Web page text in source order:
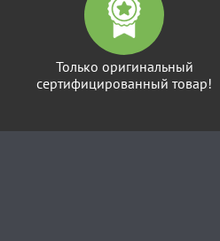
Только оригинальный
сертифицированный товар!